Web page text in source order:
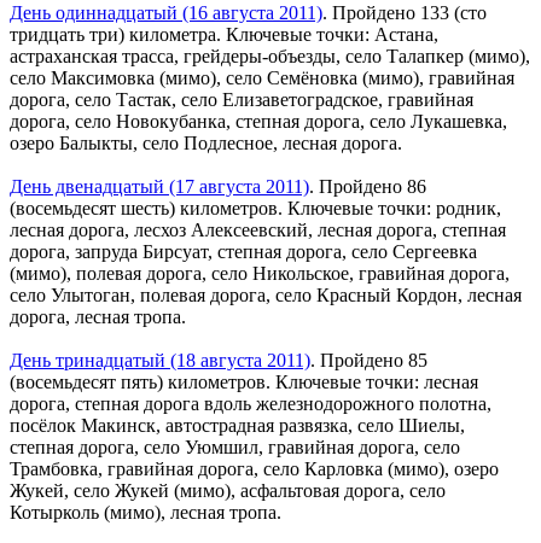
День одиннадцатый (16 августа 2011). Пройдено 133 (сто
тридцать три) километра. Ключевые точки: Астана,
астраханская трасса, грейдеры-объезды, село Талапкер (мимо),
село Максимовка (мимо), село Семёновка (мимо), гравийная
дорога, село Тастак, село Елизаветоградское, гравийная
дорога, село Новокубанка, степная дорога, село Лукашевка,
озеро Балыкты, село Подлесное, лесная дорога.
День двенадцатый (17 августа 2011). Пройдено 86
(восемьдесят шесть) километров. Ключевые точки: родник,
лесная дорога, лесхоз Алексеевский, лесная дорога, степная
дорога, запруда Бирсуат, степная дорога, село Сергеевка
(мимо), полевая дорога, село Никольское, гравийная дорога,
село Улытоган, полевая дорога, село Красный Кордон, лесная
дорога, лесная тропа.
День тринадцатый (18 августа 2011). Пройдено 85
(восемьдесят пять) километров. Ключевые точки: лесная
дорога, степная дорога вдоль железнодорожного полотна,
посёлок Макинск, автострадная развязка, село Шиелы,
степная дорога, село Уюмшил, гравийная дорога, село
Трамбовка, гравийная дорога, село Карловка (мимо), озеро
Жукей, село Жукей (мимо), асфальтовая дорога, село
Котырколь (мимо), лесная тропа.